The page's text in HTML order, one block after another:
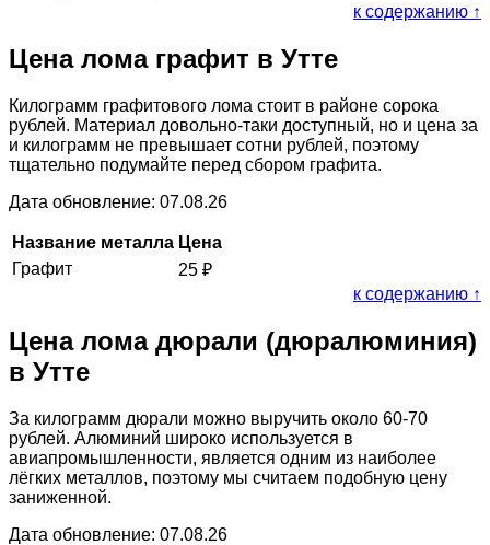
к содержанию ↑
Цена лома графит в Утте
Килограмм графитового лома стоит в районе сорока
рублей. Материал довольно-таки доступный, но и цена за
и килограмм не превышает сотни рублей, поэтому
тщательно подумайте перед сбором графита.
Дата обновление: 07.08.26
Название металла Цена
Графит
25 ₽
к содержанию ↑
Цена лома дюрали (дюралюминия)
в Утте
За килограмм дюрали можно выручить около 60-70
рублей. Алюминий широко используется в
авиапромышленности, является одним из наиболее
лёгких металлов, поэтому мы считаем подобную цену
заниженной.
Дата обновление: 07.08.26